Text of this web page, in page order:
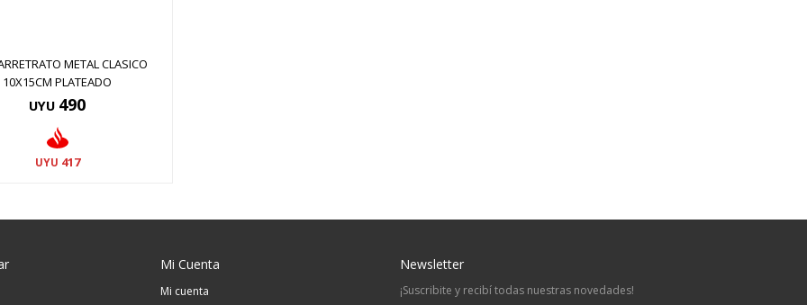
METAL CLASICO
10X15CM PLATEADO
UYU 490
UYU 417
Mi Cuenta
Mi cuenta
Newsletter
¡Suscribite y recibí todas nuestras novedades!